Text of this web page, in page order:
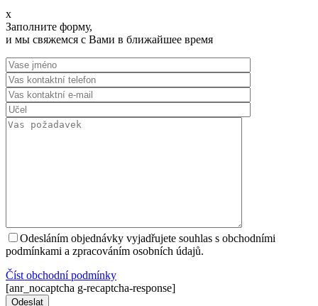
x
Заполните форму,
и мы свяжемся с Вами в ближайшее время
Odesláním objednávky vyjadřujete souhlas s obchodními
podmínkami a zpracováním osobních údajů.
Číst оbchodní podmínky
[anr_nocaptcha g-recaptcha-response]